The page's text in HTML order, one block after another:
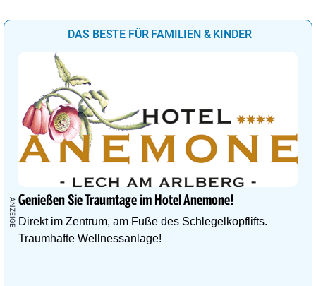
DAS BESTE FÜR FAMILIEN & KINDER
Genießen Sie Traumtage im Hotel Anemone!
Direkt im Zentrum, am Fuße des Schlegelkopflifts.
Traumhafte Wellnessanlage!